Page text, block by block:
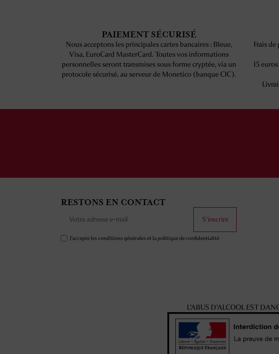
PAIEMENT SÉCURISÉ
Nous acceptons les principales cartes bancaires : Bleue,
Visa, EuroCard MasterCard. Toutes vos informations
personnelles seront transmises sous forme cryptée, via un
protocole sécurisé, au serveur de Monetico (banque CIC).
Frais
15
RESTONS EN CONTACT
S'inscrire
J'accepte les conditions générales et la politique de confidentialité
L'ABUS D'ALCOOL EST